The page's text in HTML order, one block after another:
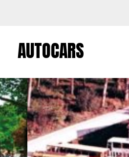
AUTOCARS